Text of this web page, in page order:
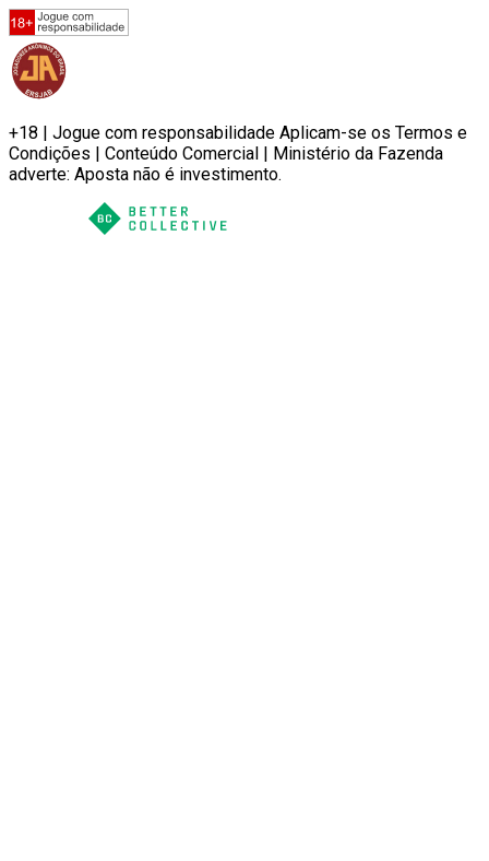
+18 | Jogue com responsabilidade Aplicam-se os Termos e
Condições | Conteúdo Comercial | Ministério da Fazenda
adverte: Aposta não é investimento.